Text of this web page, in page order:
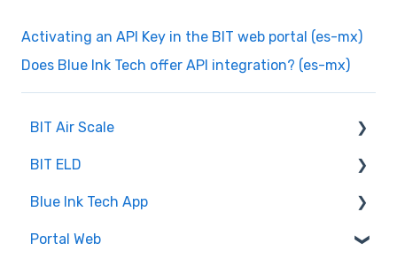
Activating an API Key in the BIT web portal (es-mx)
Does Blue Ink Tech offer API integration? (es-mx)
BIT Air Scale
Configuración
BIT ELD
Log Book
Blue Ink Tech App
Mensajes de "Unresolved Issues"
Portal Web